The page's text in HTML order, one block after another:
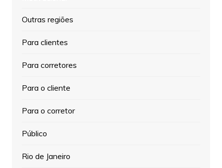
Outras regiões
Para clientes
Para corretores
Para o cliente
Para o corretor
Público
Rio de Janeiro